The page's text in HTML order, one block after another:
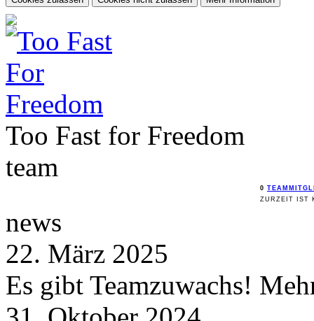
Too Fast for Freedom
team
0
ZURZEIT IST
news
22. März 2025
Es gibt Teamzuwachs!